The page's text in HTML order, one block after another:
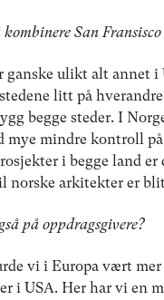
San Fransisco
ganske ulikt alt annet i
litt på
begge steder. I
mindre kontroll på
i begge land er
norske arkitekter er
på oppdragsgivere?
vi i Europa vært
i USA. Her har vi en